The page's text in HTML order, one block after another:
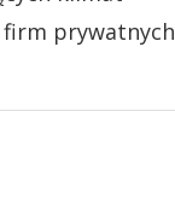
prywatnych